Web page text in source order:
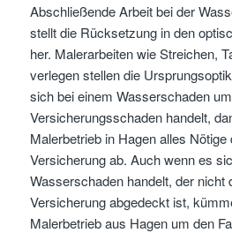
Abschließende Arbeit bei der
stellt die Rücksetzung in den
her. Malerarbeiten wie Streichen,
verlegen stellen die
sich bei einem Wasserschaden
Versicherungsschaden handelt,
Malerbetrieb in Hagen alles
Versicherung ab. Auch wenn es
Wasserschaden handelt, der nicht
Versicherung abgedeckt ist,
Malerbetrieb aus Hagen um den